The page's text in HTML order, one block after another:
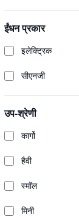
Last Updated: Jul
ईंधन प्रकार
इलेक्ट्रिक
सीएनजी
उप-श्रेणी
कार्गो
हैवी
स्मॉल
मिनी